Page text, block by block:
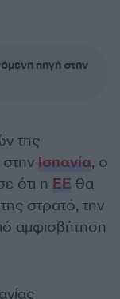
πηγή στην
της
Ισπανία, ο
ότι η ΕΕ θα
στρατό, την
αμφισβήτηση